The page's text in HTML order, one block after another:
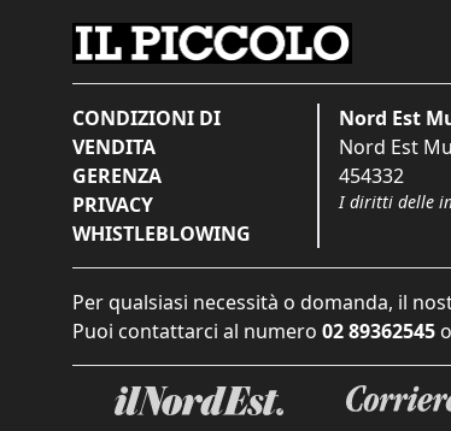
CONDIZIONI DI
VENDITA
GERENZA
PRIVACY
WHISTLEBLOWING
Nord Est
Nord Est
454332
I diritti delle
Per qualsiasi necessità o domanda, il
Puoi contattarci al numero 02 89362545